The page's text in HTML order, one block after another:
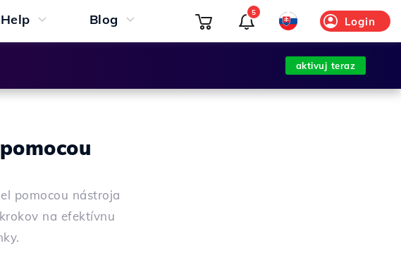
Help Blog Login
5
aktivuj teraz
pomocou nástroja
na efektívnu